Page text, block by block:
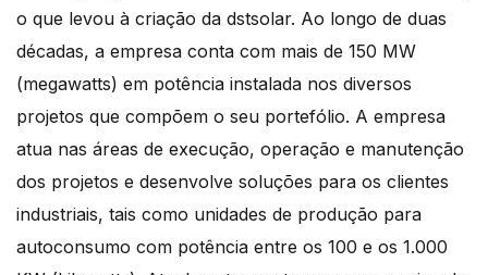
o que levou à criação da dstsolar. Ao longo de duas
décadas, a empresa conta com mais de 150 MW
(megawatts) em potência instalada nos diversos
projetos que compõem o seu portefólio. A empresa
atua nas áreas de execução, operação e manutenção
dos projetos e desenvolve soluções para os clientes
industriais, tais como unidades de produção para
autoconsumo com potência entre os 100 e os 1.000